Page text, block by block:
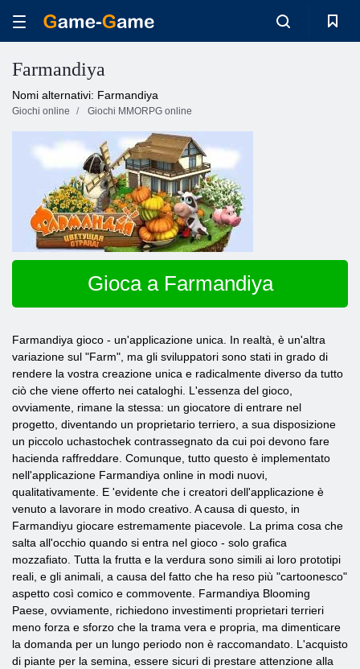
Farmandiya
Nomi alternativi: Farmandiya
Giochi online Giochi MMORPG online
Gioca a Farmandiya
Farmandiya gioco - un'applicazione unica. In realtà, è un'altra
variazione sul "Farm", ma gli sviluppatori sono stati in grado di
rendere la vostra creazione unica e radicalmente diverso da tutto
ciò che viene offerto nei cataloghi. L'essenza del gioco,
ovviamente, rimane la stessa: un giocatore di entrare nel
progetto, diventando un proprietario terriero, a sua disposizione
un piccolo uchastochek contrassegnato da cui poi devono fare
hacienda raffreddare. Comunque, tutto questo è implementato
nell'applicazione Farmandiya online in modi nuovi,
qualitativamente. E 'evidente che i creatori dell'applicazione è
venuto a lavorare in modo creativo. A causa di questo, in
Farmandiyu giocare estremamente piacevole. La prima cosa che
salta all'occhio quando si entra nel gioco - solo grafica
mozzafiato. Tutta la frutta e la verdura sono simili ai loro prototipi
reali, e gli animali, a causa del fatto che ha reso più "cartoonesco"
aspetto così comico e commovente. Farmandiya Blooming
Paese, ovviamente, richiedono investimenti proprietari terrieri
meno forza e sforzo che la trama vera e propria, ma dimenticare
la domanda per un lungo periodo non è raccomandato. L'acquisto
di piante per la semina, essere sicuri di prestare attenzione alla